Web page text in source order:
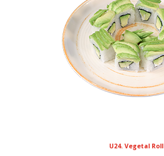
U24. Vegetal Roll